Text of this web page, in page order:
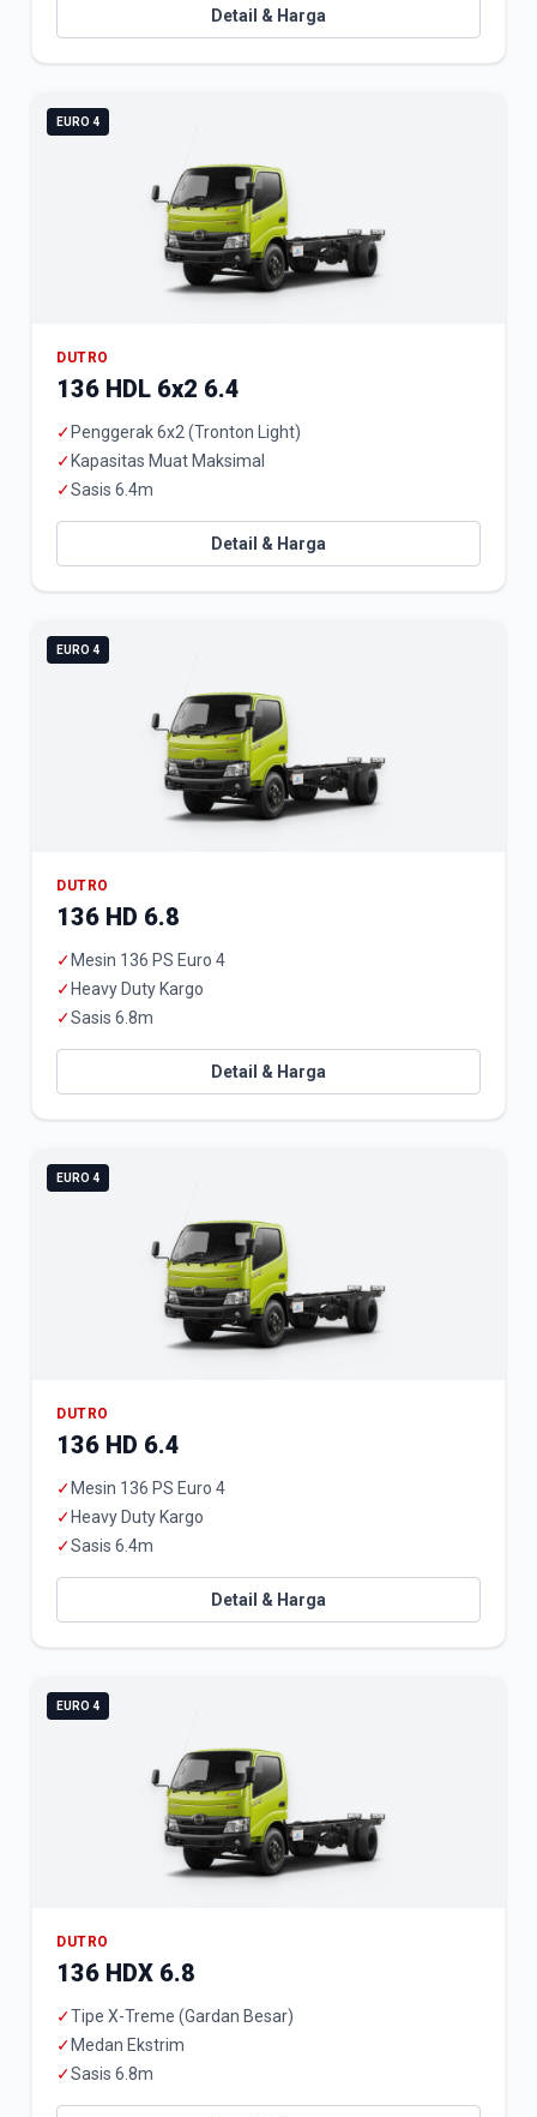
Detail & Harga
EURO 4
DUTRO
136 HDL 6x2 6.4
✓ Penggerak 6x2 (Tronton Light)
✓ Kapasitas Muat Maksimal
✓Sasis 6.4m
Detail & Harga
EURO 4
DUTRO
136 HD 6.8
✓ Mesin 136 PS Euro 4
✓ Heavy Duty Kargo
✓Sasis 6.8m
Detail & Harga
EURO 4
DUTRO
136 HD 6.4
✓ Mesin 136 PS Euro 4
✓ Heavy Duty Kargo
✓Sasis 6.4m
Detail & Harga
EURO 4
DUTRO
136 HDX 6.8
✓Tipe X-Treme (Gardan Besar)
✓ Medan Ekstrim
✓Sasis 6.8m